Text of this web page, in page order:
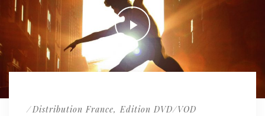
/Distribution France, Edition DVD/VOD